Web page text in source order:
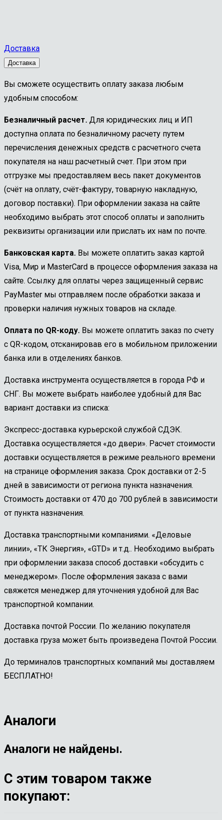
Доставка
Доставка
Вы сможете осуществить оплату заказа любым
удобным способом:
Безналичный расчет. Для юридических лиц и ИП
доступна оплата по безналичному расчету путем
перечисления денежных средств с расчетного счета
покупателя на наш расчетный счет. При этом при
отгрузке мы предоставляем весь пакет документов
(счёт на оплату, счёт-фактуру, товарную накладную,
договор поставки). При оформлении заказа на сайте
необходимо выбрать этот способ оплаты и заполнить
реквизиты организации или прислать их нам по почте.
Банковская карта. Вы можете оплатить заказ картой
Visa, Мир и MasterCard в процессе оформления заказа на
сайте. Ссылку для оплаты через защищенный сервис
PayMaster мы отправляем после обработки заказа и
проверки наличия нужных товаров на складе.
Оплата по QR-коду. Вы можете оплатить заказ по счету
с QR-кодом, отсканировав его в мобильном приложении
банка или в отделениях банков.
Доставка инструмента осуществляется в города РФ и
СНГ. Вы можете выбрать наиболее удобный для Вас
вариант доставки из списка:
Экспресс-доставка курьерской службой СДЭК.
Доставка осуществляется «до двери». Расчет стоимости
доставки осуществляется в режиме реального времени
на странице оформления заказа. Срок доставки от 2-5
дней в зависимости от региона пункта назначения.
Стоимость доставки от 470 до 700 рублей в зависимости
от пункта назначения.
Доставка транспортными компаниями. «Деловые
линии», «ТК Энергия», «GTD» и т.д.. Необходимо выбрать
при оформлении заказа способ доставки «обсудить с
менеджером». После оформления заказа с вами
свяжется менеджер для уточнения удобной для Вас
транспортной компании.
Доставка почтой России. По желанию покупателя
доставка груза может быть произведена Почтой России.
До терминалов транспортных компаний мы доставляем
БЕСПЛАТНО!
Аналоги
Аналоги не найдены.
С этим товаром также
покупают: